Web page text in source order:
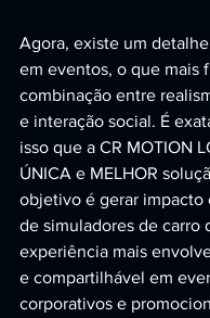
Agora, existe um
em eventos, o que mais
combinação entre
e interação social. É
isso que a CR MOTION
ÚNICA e MELHOR
objetivo é gerar impacto
de simuladores de carro
experiência mais
e compartilhável em
corporativos e